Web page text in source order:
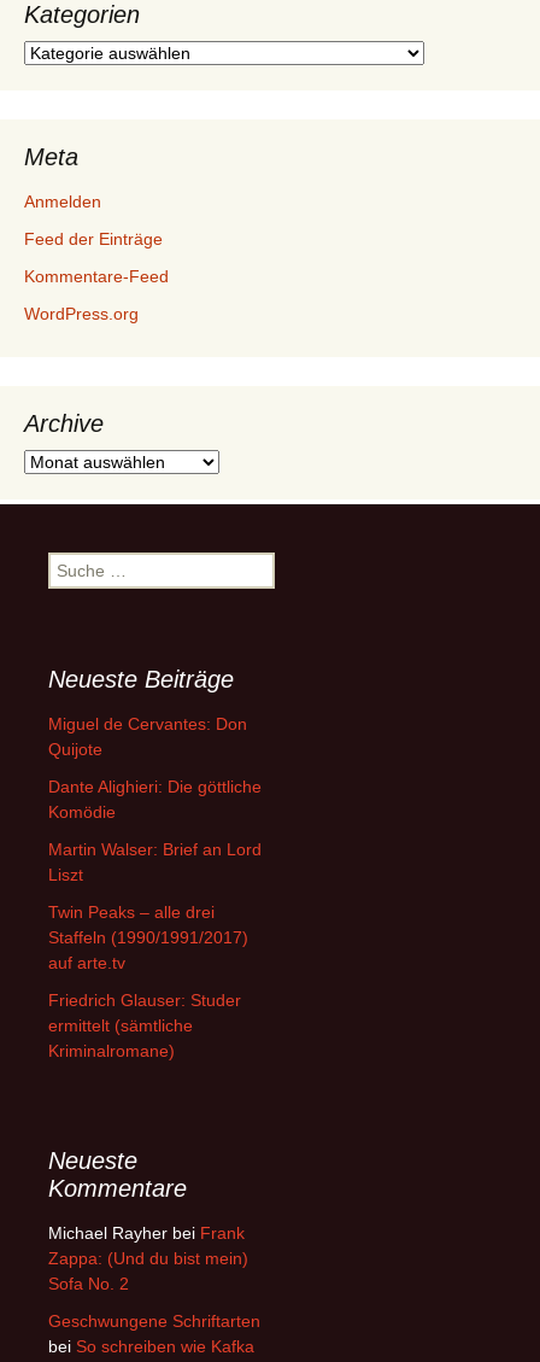
Kategorien
Kategorien
Meta
Anmelden
Feed der Einträge
Kommentare-Feed
WordPress.org
Archive
Archive
Suche
nach:
Neueste Beiträge
Miguel de Cervantes: Don
Quijote
Dante Alighieri: Die göttliche
Komödie
Martin Walser: Brief an Lord
Liszt
Twin Peaks – alle drei
Staffeln (1990/1991/2017)
auf arte.tv
Friedrich Glauser: Studer
ermittelt (sämtliche
Kriminalromane)
Neueste
Kommentare
Michael Rayher bei Frank
Zappa: (Und du bist mein)
Sofa No. 2
Geschwungene Schriftarten
bei So schreiben wie Kafka